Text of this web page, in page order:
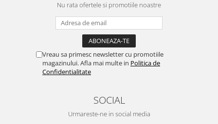
Nu rata ofertele si promotiile noastre
Vreau sa primesc newsletter cu promotiile
magazinului. Afla mai multe in Politica de
Confidentialitate
SOCIAL
Urmareste-ne in social media